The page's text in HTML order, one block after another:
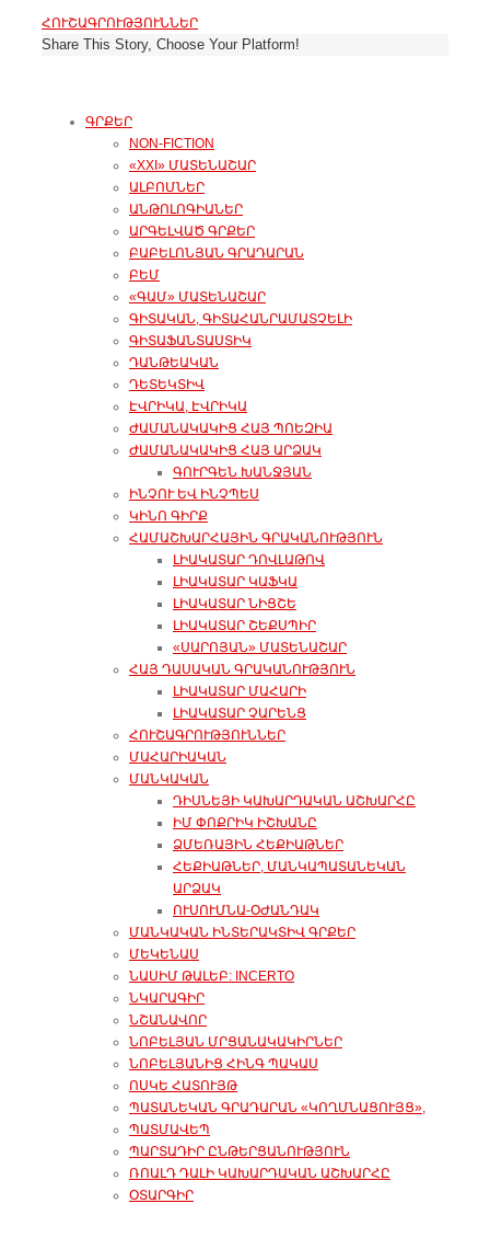
ՀՈՒՇԱԳՐՈՒԹՅՈՒՆՆԵՐ
Share This Story, Choose Your Platform!
ԳՐՔԵՐ
NON-FICTION
«XXI» ՄԱՏԵՆԱՇԱՐ
ԱԼԲՈՄՆԵՐ
ԱՆԹՈԼՈԳԻԱՆԵՐ
ԱՐԳԵԼՎԱԾ ԳՐՔԵՐ
ԲԱԲԵԼՈՆՅԱՆ ԳՐԱԴԱՐԱՆ
ԲԵՄ
«ԳԱՄ» ՄԱՏԵՆԱՇԱՐ
ԳԻՏԱԿԱՆ, ԳԻՏԱՀԱՆՐԱՄԱՏՉԵԼԻ
ԳԻՏԱՖԱՆՏԱՍՏԻԿ
ԴԱՆԹԵԱԿԱՆ
ԴԵՏԵԿՏԻՎ
ԷՎՐԻԿԱ, ԷՎՐԻԿԱ
ԺԱՄԱՆԱԿԱԿԻՑ ՀԱՅ ՊՈԵԶԻԱ
ԺԱՄԱՆԱԿԱԿԻՑ ՀԱՅ ԱՐՁԱԿ
ԳՈՒՐԳԵՆ ԽԱՆՋՅԱՆ
ԻՆՉՈՒ ԵՎ ԻՆՉՊԵՍ
ԿԻՆՈ ԳԻՐՔ
ՀԱՄԱՇԽԱՐՀԱՅԻՆ ԳՐԱԿԱՆՈՒԹՅՈՒՆ
ԼԻԱԿԱՏԱՐ ԴՈՎԼԱԹՈՎ
ԼԻԱԿԱՏԱՐ ԿԱՖԿԱ
ԼԻԱԿԱՏԱՐ ՆԻՑՇԵ
ԼԻԱԿԱՏԱՐ ՇԵՔՍՊԻՐ
«ՍԱՐՈՅԱՆ» ՄԱՏԵՆԱՇԱՐ
ՀԱՅ ԴԱՍԱԿԱՆ ԳՐԱԿԱՆՈՒԹՅՈՒՆ
ԼԻԱԿԱՏԱՐ ՄԱՀԱՐԻ
ԼԻԱԿԱՏԱՐ ՉԱՐԵՆՑ
ՀՈՒՇԱԳՐՈՒԹՅՈՒՆՆԵՐ
ՄԱՀԱՐԻԱԿԱՆ
ՄԱՆԿԱԿԱՆ
ԴԻՍՆԵՅԻ ԿԱԽԱՐԴԱԿԱՆ ԱՇԽԱՐՀԸ
ԻՄ ՓՈՔՐԻԿ ԻՇԽԱՆԸ
ՁՄԵՌԱՅԻՆ ՀԵՔԻԱԹՆԵՐ
ՀԵՔԻԱԹՆԵՐ, ՄԱՆԿԱՊԱՏԱՆԵԿԱՆ
ԱՐՁԱԿ
ՈՒՍՈՒՄՆԱ-ՕԺԱՆԴԱԿ
ՄԱՆԿԱԿԱՆ ԻՆՏԵՐԱԿՏԻՎ ԳՐՔԵՐ
ՄԵԿԵՆԱՍ
ՆԱՍԻՄ ԹԱԼԵԲ: INCERTO
ՆԿԱՐԱԳԻՐ
ՆՇԱՆԱՎՈՐ
ՆՈԲԵԼՅԱՆ ՄՐՑԱՆԱԿԱԿԻՐՆԵՐ
ՆՈԲԵԼՅԱՆԻՑ ՀԻՆԳ ՊԱԿԱՍ
ՈՍԿԵ ՀԱՏՈՒՅԹ
ՊԱՏԱՆԵԿԱՆ ԳՐԱԴԱՐԱՆ «ԿՈՂՄՆԱՑՈՒՅՑ»,
ՊԱՏՄԱՎԵՊ
ՊԱՐՏԱԴԻՐ ԸՆԹԵՐՑԱՆՈՒԹՅՈՒՆ
ՌՈԱԼԴ ԴԱԼԻ ԿԱԽԱՐԴԱԿԱՆ ԱՇԽԱՐՀԸ
ՕՏԱՐԳԻՐ